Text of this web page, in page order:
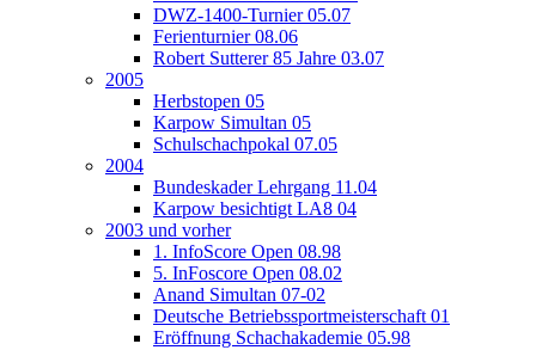
DWZ-1400-Turnier 05.07
Ferienturnier 08.06
Robert Sutterer 85 Jahre 03.07
2005
Herbstopen 05
Karpow Simultan 05
Schulschachpokal 07.05
2004
Bundeskader Lehrgang 11.04
Karpow besichtigt LA8 04
2003 und vorher
1. InfoScore Open 08.98
5. InFoscore Open 08.02
Anand Simultan 07-02
Deutsche Betriebssportmeisterschaft 01
Eröffnung Schachakademie 05.98